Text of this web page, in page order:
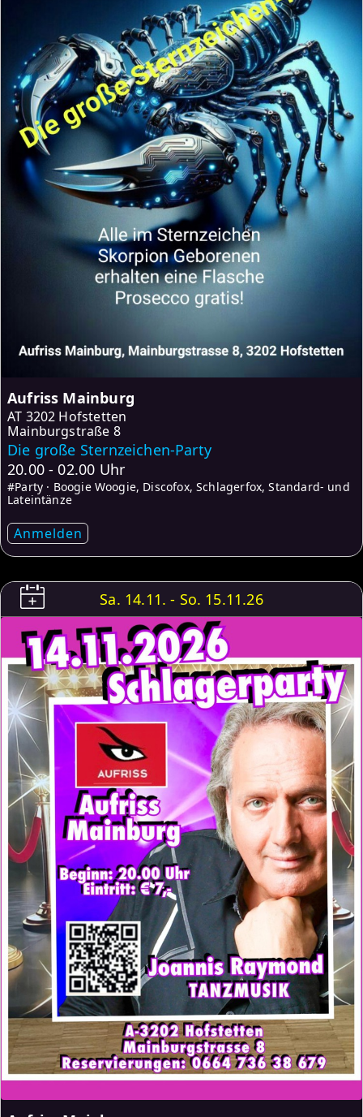
Aufriss Mainburg
AT 3202 Hofstetten
Mainburgstraße 8
Die große Sternzeichen-Party
20.00 - 02.00 Uhr
#Party · Boogie Woogie, Discofox, Schlagerfox, Standard- und
Lateintänze
Anmelden
Sa. 14.11. - So. 15.11.26